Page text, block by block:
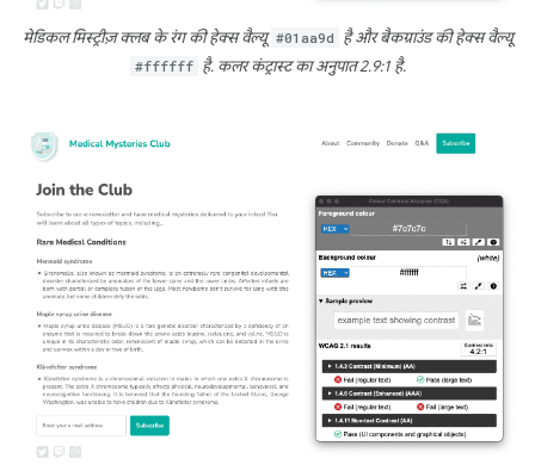
मेडिकल मिस्ट्रीज़ क्लब के रंग की हेक्स वैल्यू #01aa9d है और बैकग्राउंड की हेक्स वैल्यू
#ffffff है. कलर कंट्रास्ट का अनुपात 2.9:1 है.